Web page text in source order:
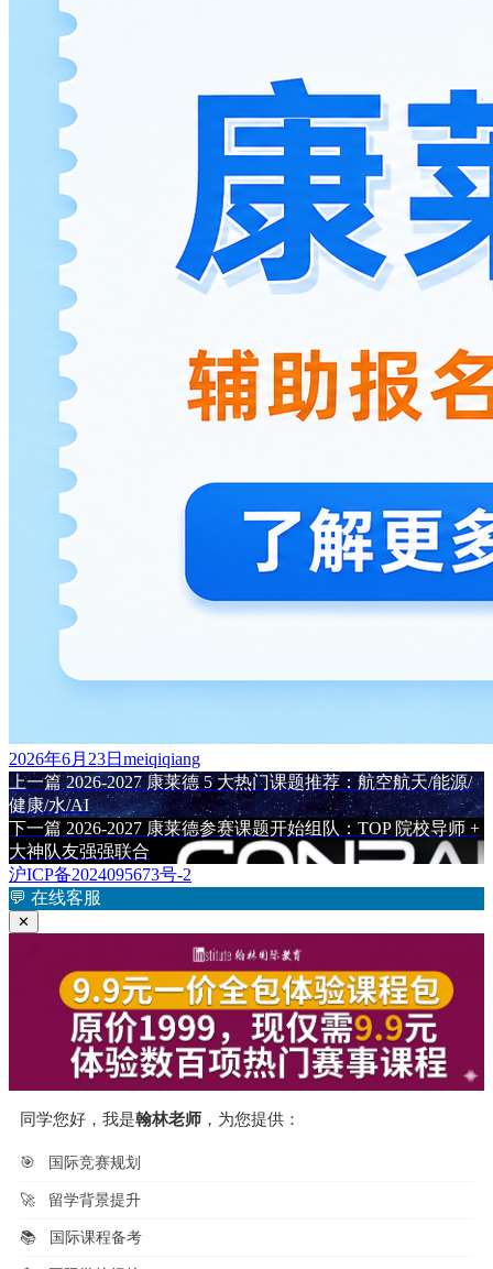
发
布
于
2026年6月23日 作
者
meiqiqiang
文
章
导
航
上一篇 上
篇
文
章：
2026-2027 康莱德 5 大热门课题推荐：航空航天/能源/
健康/水/AI
下一篇 下
篇
文
章：
2026-2027 康莱德参赛课题开始组队：TOP 院校导师 +
大神队友强强联合
沪ICP备2024095673号-2
💬 在线客服
✕
同学您好，我是翰林老师 ，为您提供：
🎯 国际竞赛规划
🚀 留学背景提升
📚 国际课程备考